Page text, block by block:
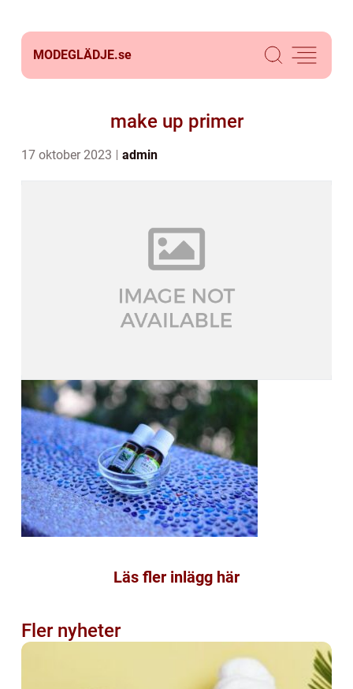
MODEGLÄDJE.se
make up primer
17 oktober 2023 admin
Läs fler inlägg här
Fler nyheter